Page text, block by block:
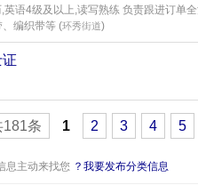
语4级及以上,读写熟练 负责跟进订单
编织带等 (环秀街道)
181条 1 2 3 4 5
息主动来找您 ？我要发布分类信息